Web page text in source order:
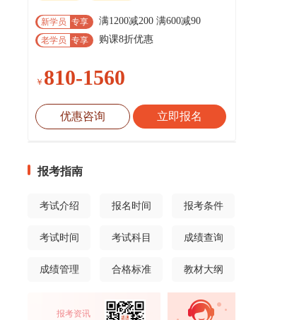
新学员 专享 满1200减200 满600减90
老学员 专享 购课8折优惠
￥ 810-1560
优惠咨询 立即报名
报考指南
考试介绍 报名时间 报考条件
考试时间 考试科目 成绩查询
成绩管理 合格标准 教材大纲
报考资讯